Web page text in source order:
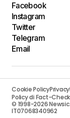
Facebook
Instagram
Twitter
Telegram
Email
Cookie PolicyPrivacy
Policy di Fact-
© 1998-2026 Newsic.
IT07068340962